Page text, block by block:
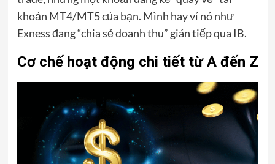
khoản MT4/MT5 của bạn. Mình hay ví nó như
Exness đang “chia sẻ doanh thu” gián tiếp qua IB.
Cơ chế hoạt động chi tiết từ A đến Z